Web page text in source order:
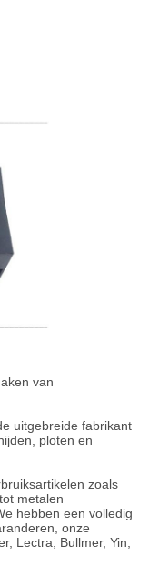
van
uitgebreide fabrikant
ploten en
zoals
metalen
hebben een volledig
onze
Lectra, Bullmer, Yin,